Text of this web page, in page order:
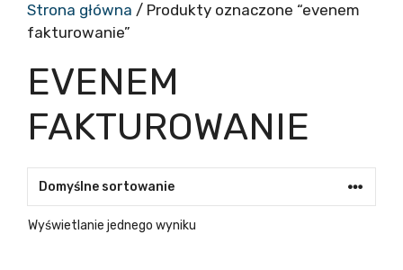
Strona główna / Produkty oznaczone “evenem
fakturowanie”
EVENEM
FAKTUROWANIE
Wyświetlanie jednego wyniku